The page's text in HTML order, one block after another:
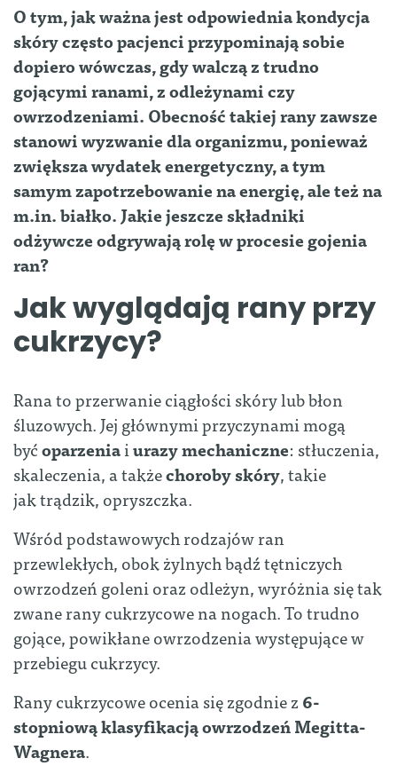
O tym, jak ważna jest odpowiednia kondycja
skóry często pacjenci przypominają sobie
dopiero wówczas, gdy walczą z trudno
gojącymi ranami, z odleżynami czy
owrzodzeniami.Obecność takiej rany zawsze
stanowi wyzwanie dla organizmu, ponieważ
zwiększa wydatek energetyczny, a tym
samym zapotrzebowanie na energię, ale też na
m.in. białko. Jakie jeszcze składniki
odżywcze odgrywają rolę w procesie gojenia
ran?
Jak wyglądają rany przy
cukrzycy?
Rana to przerwanie ciągłości skóry lub błon
śluzowych. Jej głównymi przyczynami mogą
byćoparzeniaiurazymechaniczne: stłuczenia,
skaleczenia, a takżechorobyskóry, takie
jak trądzik, opryszczka.
Wśród podstawowych rodzajów ran
przewlekłych, obok żylnych bądź tętniczych
owrzodzeń goleni oraz odleżyn, wyróżnia się tak
zwane rany cukrzycowe na nogach. To trudno
gojące, powikłane owrzodzenia występujące w
przebiegu cukrzycy.
Rany cukrzycowe ocenia się zgodnie z6-
stopniową klasyfikacją owrzodzeń Megitta-
Wagnera.